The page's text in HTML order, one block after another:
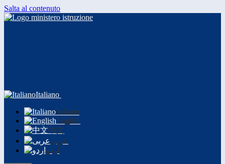
Salta al contenuto
Italiano
Italiano
English
中文
عربى
اردو